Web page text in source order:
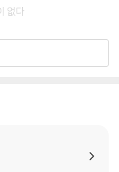
없다
’을 찾아라